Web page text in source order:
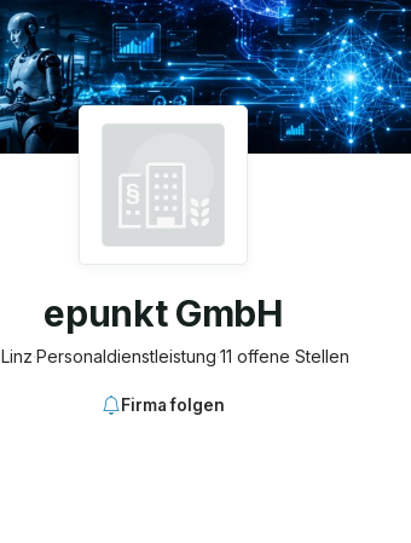
epunkt GmbH
Linz·Personaldienstleistung·11 offene Stellen
Firma folgen